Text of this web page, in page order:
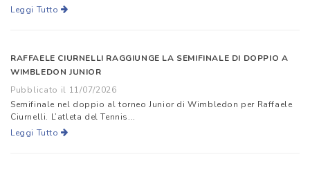
Leggi Tutto
RAFFAELE CIURNELLI RAGGIUNGE LA SEMIFINALE DI DOPPIO A
WIMBLEDON JUNIOR
Pubblicato il 11/07/2026
Semifinale nel doppio al torneo Junior di Wimbledon per Raffaele
Ciurnelli. L’atleta del Tennis...
Leggi Tutto